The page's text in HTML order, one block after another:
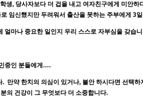
, 당사자보다 더 겁을 내고 여자친구에게 미안
임신헀지만 두려워서 출산을 못하는 주부에게 3
얼마나 중요한 일인지 우리 스스로 자부심을 갖습
중인 분들에게….
약 한치의 의심이 있거나, 불안 하시다면 선택
의 건강이 그 무엇보다 더 소중합니다.